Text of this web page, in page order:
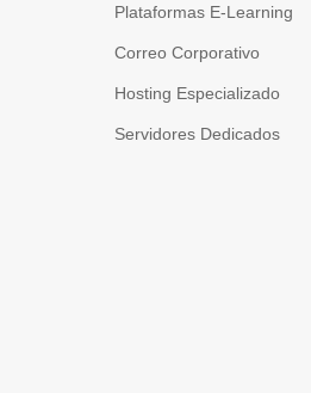
Plataformas E-Learning
Correo Corporativo
Hosting Especializado
Servidores Dedicados